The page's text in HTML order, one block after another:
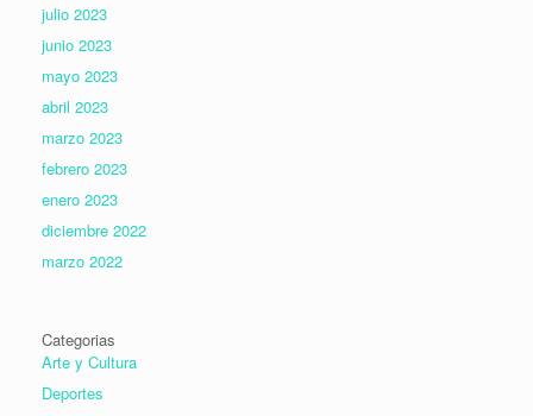
julio 2023
junio 2023
mayo 2023
abril 2023
marzo 2023
febrero 2023
enero 2023
diciembre 2022
marzo 2022
Categorias
Arte y Cultura
Deportes